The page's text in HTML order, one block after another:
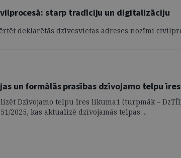
starp tradīciju un digitalizāciju
deklarētās dzīvesvietas adreses nozīmi
un formālās prasības dzīvojamo telpu
Dzīvojamo telpu īres likuma1 (turpmāk –
2025, kas aktualizē dzīvojamās telpas ...